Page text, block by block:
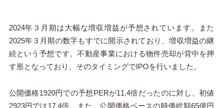
2024年３月期は大幅な増収増益が予想されています。また
2025年３月期の数字もすでに開示されており、増収増益の継
続という予想です。不動産事業における物件売却が背中を押
す形となっており、そのタイミングでIPOを行いました。
公開価格1920円での予想PERが11.4倍だったのに対し、初値
2923円では17.4倍。また、公開価格ベースの時価総額65億円